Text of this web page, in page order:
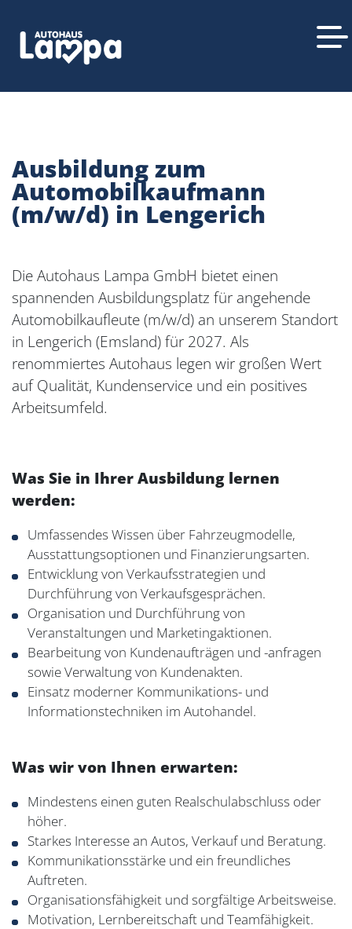
Ausbildung zum
Automobilkaufmann
(m/w/d) in Lengerich
Die Autohaus Lampa GmbH bietet einen
spannenden Ausbildungsplatz für angehende
Automobilkaufleute (m/w/d) an unserem Standort
in Lengerich (Emsland) für 2027. Als
renommiertes Autohaus legen wir großen Wert
auf Qualität, Kundenservice und ein positives
Arbeitsumfeld.
Was Sie in Ihrer Ausbildung lernen
werden:
Umfassendes Wissen über Fahrzeugmodelle,
Ausstattungsoptionen und Finanzierungsarten.
Entwicklung von Verkaufsstrategien und
Durchführung von Verkaufsgesprächen.
Organisation und Durchführung von
Veranstaltungen und Marketingaktionen.
Bearbeitung von Kundenaufträgen und -anfragen
sowie Verwaltung von Kundenakten.
Einsatz moderner Kommunikations- und
Informationstechniken im Autohandel.
Was wir von Ihnen erwarten:
Mindestens einen guten Realschulabschluss oder
höher.
Starkes Interesse an Autos, Verkauf und Beratung.
Kommunikationsstärke und ein freundliches
Auftreten.
Organisationsfähigkeit und sorgfältige Arbeitsweise.
Motivation, Lernbereitschaft und Teamfähigkeit.